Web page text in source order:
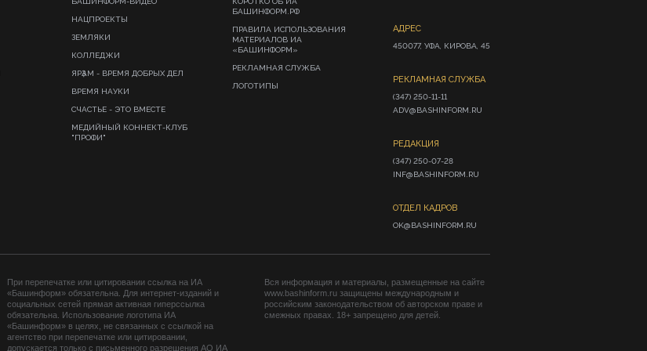
НАЦПРОЕКТЫ
ЗЕМЛЯКИ
КОЛЛЕДЖИ
ЯРҘАМ - ВРЕМЯ ДОБРЫХ ДЕЛ
ВРЕМЯ НАУКИ
СЧАСТЬЕ - ЭТО ВМЕСТЕ
МЕДИЙНЫЙ КОННЕКТ-КЛУБ
"ПРОФИ"
БАШИНФОРМ.РФ
ПРАВИЛА ИСПОЛЬЗОВАНИЯ
МАТЕРИАЛОВ ИА
«БАШИНФОРМ»
РЕКЛАМНАЯ СЛУЖБА
ЛОГОТИПЫ
АДРЕС
450077, УФА, КИРОВА, 45
РЕКЛАМНАЯ СЛУЖБА
(347) 250-11-11
ADV@BASHINFORM.RU
РЕДАКЦИЯ
(347) 250-07-28
INF@BASHINFORM.RU
ОТДЕЛ КАДРОВ
OK@BASHINFORM.RU
При перепечатке или цитировании ссылка на ИА
«Башинформ» обязательна. Для интернет-изданий и
социальных сетей прямая активная гиперссылка
обязательна. Использование логотипа ИА
«Башинформ» в целях, не связанных с ссылкой на
агентство при перепечатке или цитировании,
допускается только с письменного разрешения АО ИА
Вся информация и материалы, размещенные на сайте
www.bashinform.ru защищены международным и
российским законодательством об авторском праве и
смежных правах. 18+ запрещено для детей.